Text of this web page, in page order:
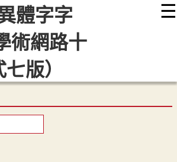
☰
問題 編輯說明
式
網站導覽